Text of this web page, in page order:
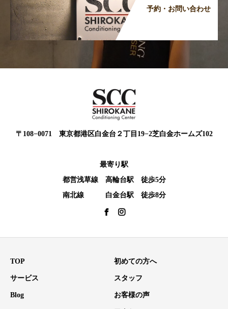
予約・お問い合わせ
〒108−0071 東京都港区白金台２丁目19−2芝白金ホームズ102
最寄り駅
都営浅草線 高輪台駅 徒歩5分
南北線 白金台駅 徒歩8分
TOP 初めての方へ
サービス スタッフ
Blog お客様の声